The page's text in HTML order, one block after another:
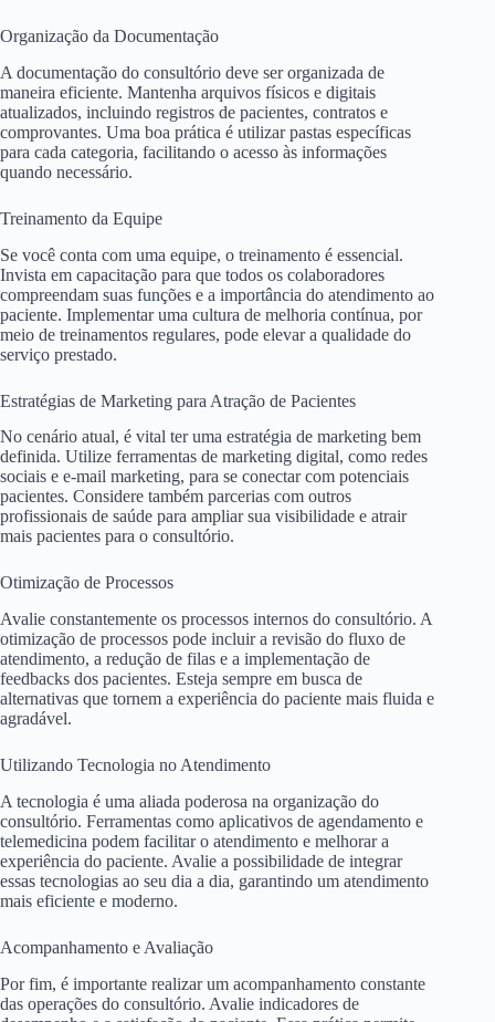
Organização da Documentação
A documentação do consultório deve ser organizada de
maneira eficiente. Mantenha arquivos físicos e digitais
atualizados, incluindo registros de pacientes, contratos e
comprovantes. Uma boa prática é utilizar pastas específicas
para cada categoria, facilitando o acesso às informações
quando necessário.
Treinamento da Equipe
Se você conta com uma equipe, o treinamento é essencial.
Invista em capacitação para que todos os colaboradores
compreendam suas funções e a importância do atendimento ao
paciente. Implementar uma cultura de melhoria contínua, por
meio de treinamentos regulares, pode elevar a qualidade do
serviço prestado.
Estratégias de Marketing para Atração de Pacientes
No cenário atual, é vital ter uma estratégia de marketing bem
definida. Utilize ferramentas de marketing digital, como redes
sociais e e-mail marketing, para se conectar com potenciais
pacientes. Considere também parcerias com outros
profissionais de saúde para ampliar sua visibilidade e atrair
mais pacientes para o consultório.
Otimização de Processos
Avalie constantemente os processos internos do consultório. A
otimização de processos pode incluir a revisão do fluxo de
atendimento, a redução de filas e a implementação de
feedbacks dos pacientes. Esteja sempre em busca de
alternativas que tornem a experiência do paciente mais fluida e
agradável.
Utilizando Tecnologia no Atendimento
A tecnologia é uma aliada poderosa na organização do
consultório. Ferramentas como aplicativos de agendamento e
telemedicina podem facilitar o atendimento e melhorar a
experiência do paciente. Avalie a possibilidade de integrar
essas tecnologias ao seu dia a dia, garantindo um atendimento
mais eficiente e moderno.
Acompanhamento e Avaliação
Por fim, é importante realizar um acompanhamento constante
das operações do consultório. Avalie indicadores de